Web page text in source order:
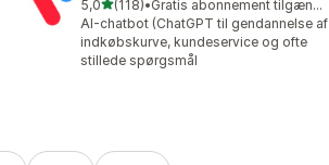
5,0ud af 5 stjerner
(118)
118 anmeldelser i alt
•
Gratis abonnement tilgængeligt
AI-chatbot (ChatGPT til gendannelse af
indkøbskurve, kundeservice og ofte
stillede spørgsmål